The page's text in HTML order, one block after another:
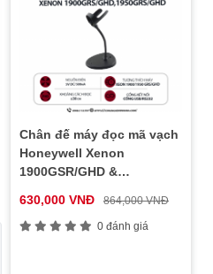
Chân đế máy đọc mã vạch
Honeywell Xenon
1900GSR/GHD &
630,000 VNĐ 864,000 VNĐ
0 đánh giá